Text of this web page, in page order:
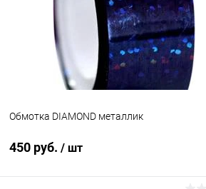
В избранное В наличии
Обмотка DIAMOND металлик
450 руб. / шт